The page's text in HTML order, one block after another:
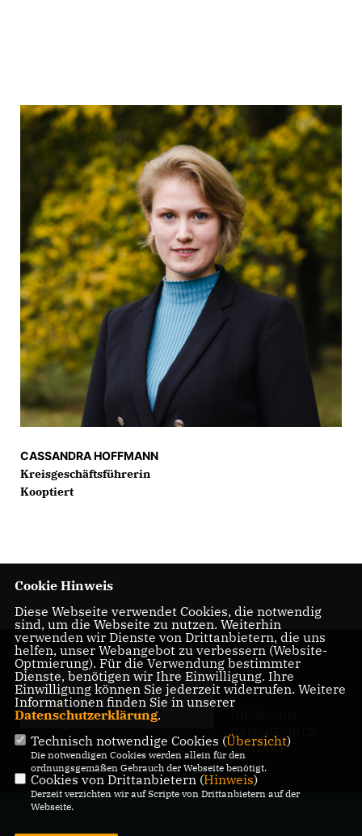
CASSANDRA HOFFMANN
Kreisgeschäftsführerin
Kooptiert
DATENSCHUTZ
KONTAKT
@2026 CDU Kreisverband
Cookie Hinweis
Diese Webseite verwendet Cookies, die notwendig
sind, um die Webseite zu nutzen. Weiterhin
verwenden wir Dienste von Drittanbietern, die uns
helfen, unser Webangebot zu verbessern (Website-
Optmierung). Für die Verwendung bestimmter
Dienste, benötigen wir Ihre Einwilligung. Ihre
Einwilligung können Sie jederzeit widerrufen. Weitere
Informationen finden Sie in unserer
Datenschutzerklärung.
Technisch notwendige Cookies (Übersicht)
Die notwendigen Cookies werden allein für den
ordnungsgemäßen Gebrauch der Webseite benötigt.
Cookies von Drittanbietern (Hinweis)
Derzeit verzichten wir auf Scripte von Drittanbietern auf der
Webseite.